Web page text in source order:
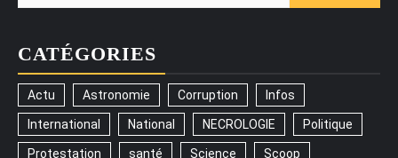
CATÉGORIES
Actu Astronomie Corruption Infos
International National NECROLOGIE Politique
Protestation santé Science Scoop